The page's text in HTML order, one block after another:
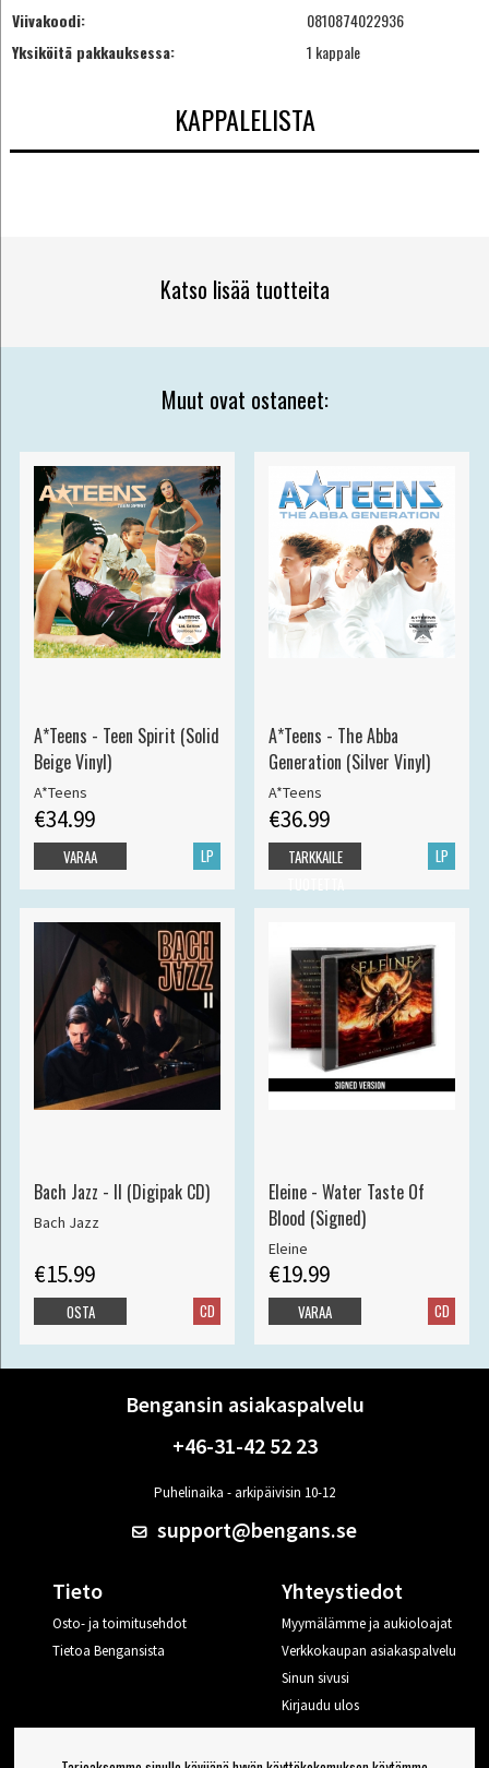
Viivakoodi:
0810874022936
Yksiköitä pakkauksessa:
1 kappale
KAPPALELISTA
Katso lisää tuotteita
Muut ovat ostaneet:
A*Teens - Teen Spirit (Solid
Beige Vinyl)
A*Teens
€34.99
LP
VARAA
A*Teens - The Abba
Generation (Silver Vinyl)
A*Teens
€36.99
LP
TARKKAILE
Bach Jazz - II (Digipak CD)
Bach Jazz
€15.99
CD
OSTA
Eleine - Water Taste Of
Blood (Signed)
Eleine
€19.99
CD
VARAA
Bengansin asiakaspalvelu
+46-31-42 52 23
Puhelinaika - arkipäivisin 10-12
support@bengans.se
Tieto
Osto- ja toimitusehdot
Tietoa Bengansista
Yhteystiedot
Myymälämme ja aukioloajat
Verkkokaupan asiakaspalvelu
Sinun sivusi
Kirjaudu ulos
Haluan vinkkejä Bengansilta